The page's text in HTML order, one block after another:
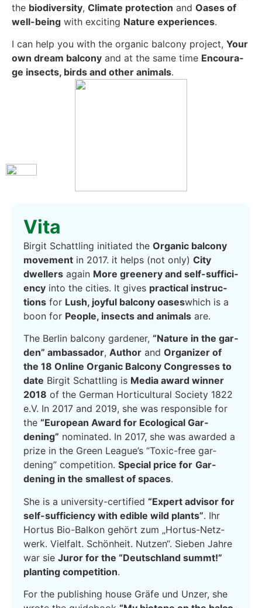
the bio­di­ver­si­ty, Cli­ma­te pro­tec­tion and Oases of
well-being with exci­ting Natu­re expe­ri­en­ces.
I can help you with the orga­nic bal­c­o­ny pro­ject, Your
own dream bal­c­o­ny and at the same time Encou­ra­
ge insects, birds and other ani­mals.
Vita
Bir­git Schatt­ling initia­ted the Orga­nic bal­c­o­ny
move­ment in 2017. it helps (not only) City
dwel­lers again More gree­n­ery and self-suf­fi­ci­
en­cy into the cities. It gives prac­ti­cal ins­truc­
tions for Lush, joyful bal­c­o­ny oaseswhich is a
boon for Peo­p­le, insects and ani­mals are.
The Ber­lin bal­c­o­ny gar­de­ner, “Natu­re in the gar­
den” ambassa­dor, Aut­hor and Orga­ni­zer of
the 18 Online Orga­nic Bal­c­o­ny Con­gres­ses to
date Bir­git Schatt­ling is Media award win­ner
2018 of the Ger­man Hor­ti­cul­tu­ral Socie­ty 1822
e.V. In 2017 and 2019, she was respon­si­ble for
the “Euro­pean Award for Eco­lo­gi­cal Gar­
dening” nomi­na­ted. In 2017, she was award­ed a
pri­ze in the Green League’s “Toxic-free gar­
dening” com­pe­ti­ti­on. Spe­cial pri­ce for Gar­
dening in the smal­lest of spaces.
She is a uni­ver­si­ty-cer­ti­fied “Expert advi­sor for
self-suf­fi­ci­en­cy with edi­ble wild plants”. Ihr
Hor­tus Bio-Bal­kon gehört zum „Hor­tus-Netz­
werk. Viel­falt. Schön­heit. Nut­zen“. Sie­ben Jah­re
war sie Juror for the “Deutsch­land summt!”
plan­ting com­pe­ti­ti­on.
For the publi­shing house Grä­fe und Unzer, she